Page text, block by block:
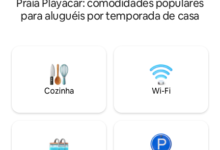
mercado de produtos frescos favorito
local (DAC), o Supermercado Mega
TV de 55 polegadas na sala de estar
Máquina de lavar e secar roupa
Churrasqueira a carvão - carvão e
utensílios para grelhar Toalhas de praia,
grupos de até 30
uma enorme
solicitação.
ruínas maias e a
tropical cheio de
nova construção
autêntica da
Praia Playacar: comodidades populares
para aluguéis por temporada de casa
Cozinha Wi-Fi